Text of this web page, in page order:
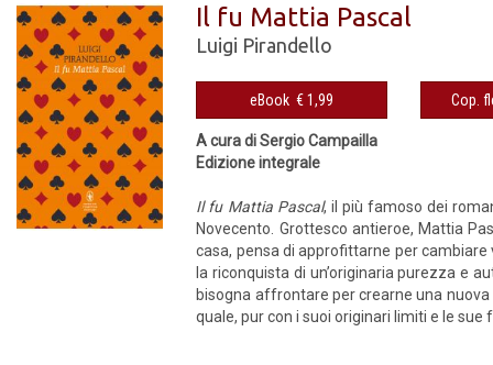
Il fu Mattia Pascal
Luigi Pirandello
eBook € 1,99
A cura di Sergio Campailla
Edizione integrale
Il fu Mattia Pascal, il più famoso dei
Novecento. Grottesco antieroe, Mattia
casa, pensa di approfittarne per
la riconquista di un’originaria purezza e
bisogna affrontare per crearne una
quale, pur con i suoi originari limiti e le sue